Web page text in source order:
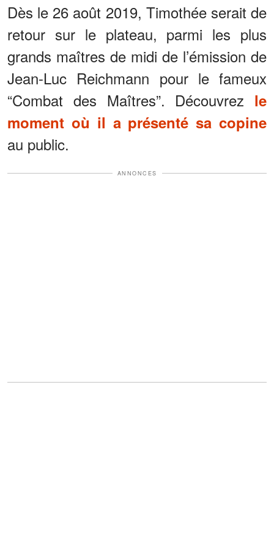
Dès le 26 août 2019, Timothée serait de
retour sur le plateau, parmi les plus
grands maîtres de midi de l’émission de
Jean-Luc Reichmann pour le fameux
“Combat des Maîtres”. Découvrez le
moment où il a présenté sa copine
au public.
ANNONCES